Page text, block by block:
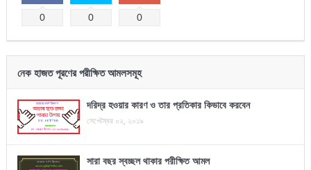
0 0 0
নেক হাজত পূরণের পরীক্ষিত আমলসমূহ
দরিদ্র হওয়ার কারণ ও তার প্রতিকার কিভাবে করবেন
সেপ্টেম্বর ০২, ২০১৯
সারা বছর স্বচ্ছল থাকার পরীক্ষিত আমল